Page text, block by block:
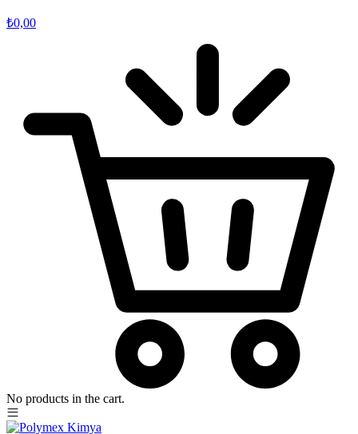
₺0,00
No products in the cart.